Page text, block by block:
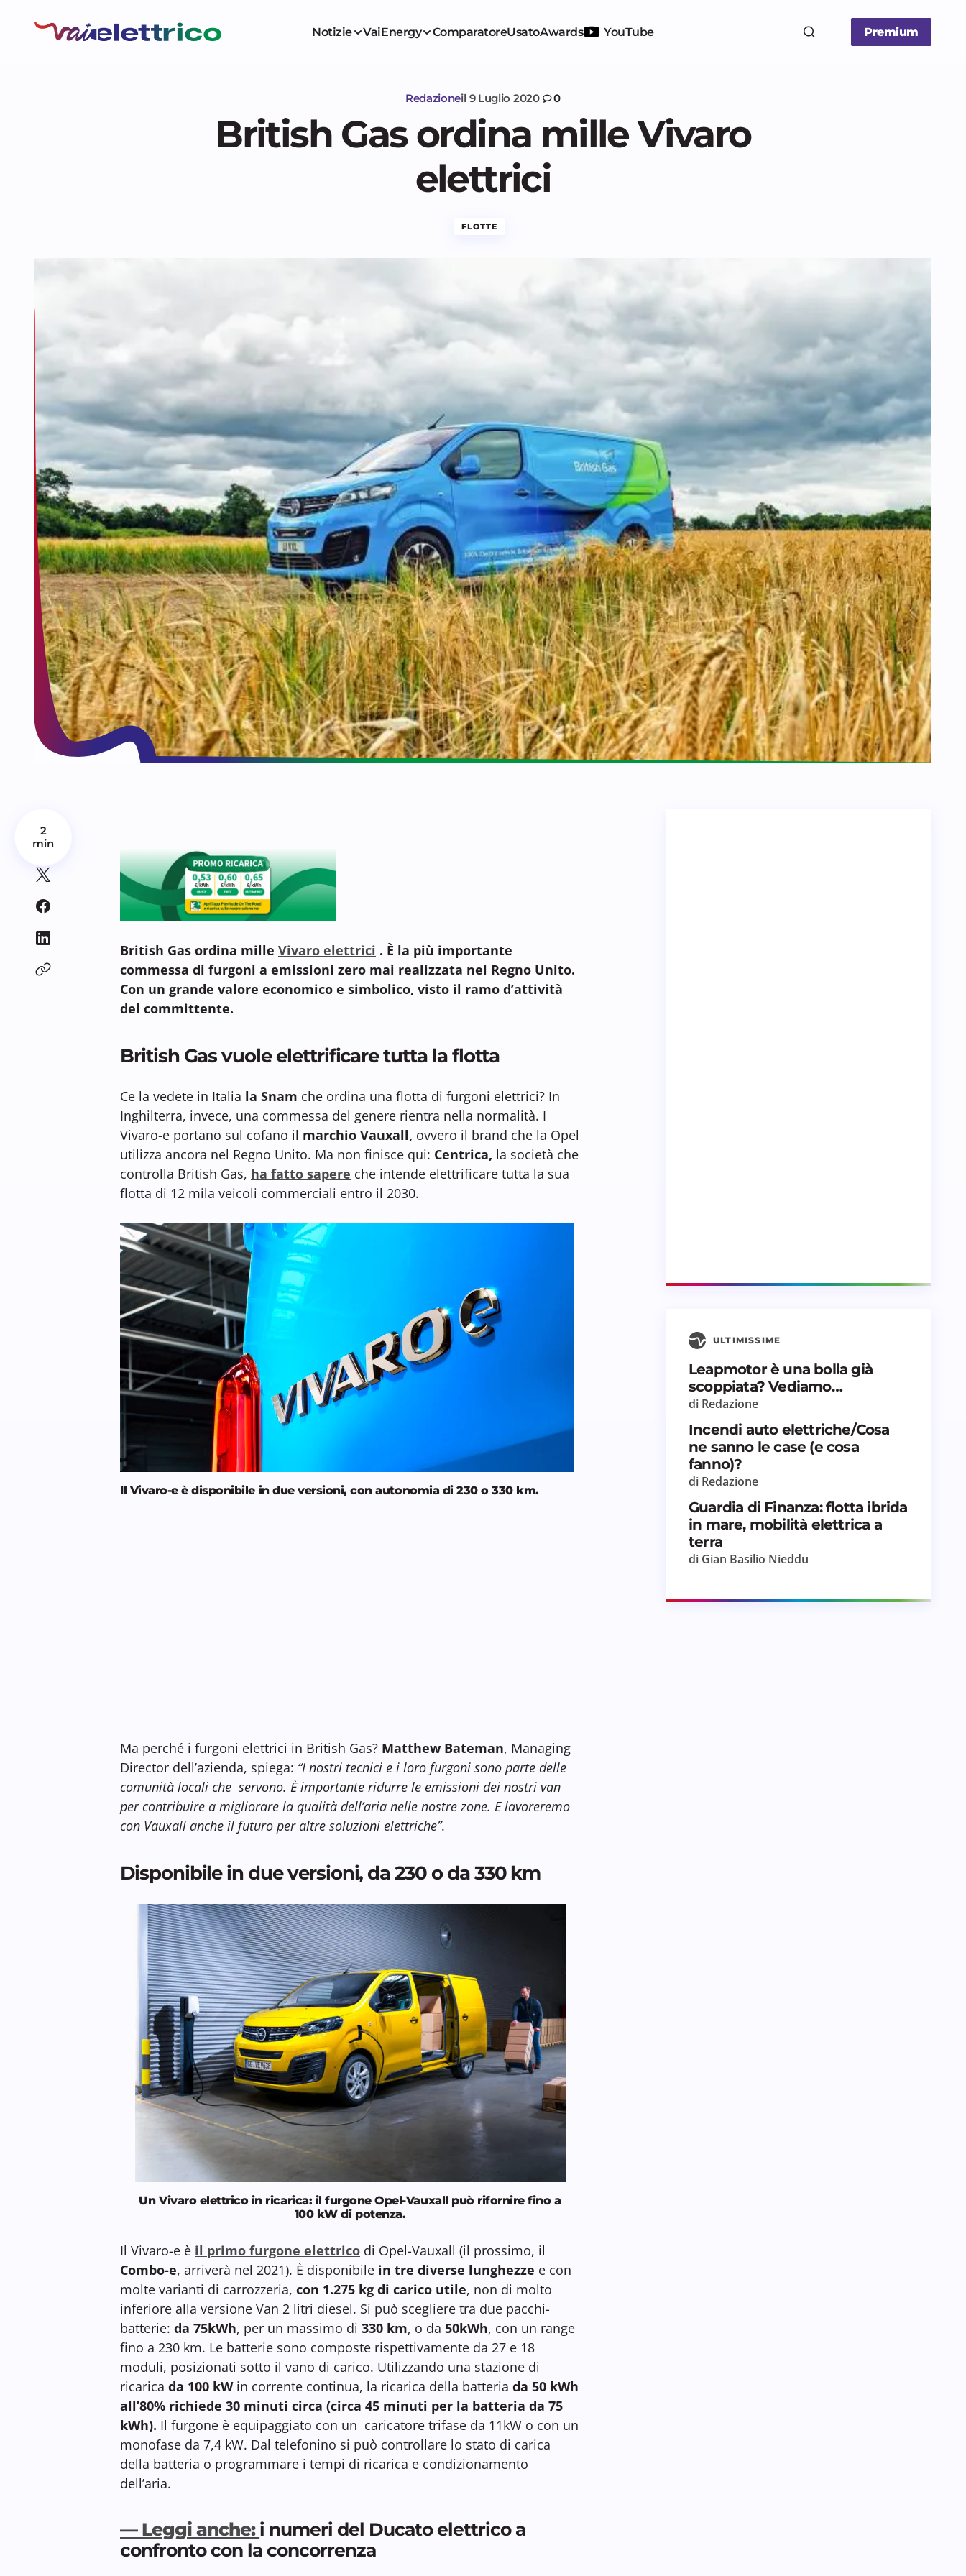
Notizie VaiEnergy ComparatoreUsatoAwards YouTube Premium
Redazioneil 9 Luglio 2020 0
British Gas ordina mille Vivaro
elettrici
FLOTTE
2
min
British Gas ordina mille Vivaro elettrici . È la più importante
commessa di furgoni a emissioni zero mai realizzata nel Regno Unito.
Con un grande valore economico e simbolico, visto il ramo d’attività
del committente.
British Gas vuole elettrificare tutta la flotta
Ce la vedete in Italia la Snam che ordina una flotta di furgoni elettrici? In
Inghilterra, invece, una commessa del genere rientra nella normalità. I
Vivaro-e portano sul cofano il marchio Vauxall, ovvero il brand che la Opel
utilizza ancora nel Regno Unito. Ma non finisce qui: Centrica, la società che
controlla British Gas, ha fatto sapere che intende elettrificare tutta la sua
flotta di 12 mila veicoli commerciali entro il 2030.
Il Vivaro-e è disponibile in due versioni, con autonomia di 230 o 330 km.
Ma perché i furgoni elettrici in British Gas? Matthew Bateman, Managing
Director dell’azienda, spiega: “I nostri tecnici e i loro furgoni sono parte delle
comunità locali che servono. È importante ridurre le emissioni dei nostri van
per contribuire a migliorare la qualità dell’aria nelle nostre zone. E lavoreremo
con Vauxall anche il futuro per altre soluzioni elettriche”.
Disponibile in due versioni, da 230 o da 330 km
Un Vivaro elettrico in ricarica: il furgone Opel-Vauxall può rifornire fino a
100 kW di potenza.
Il Vivaro-e è il primo furgone elettrico di Opel-Vauxall (il prossimo, il
Combo-e, arriverà nel 2021). È disponibile in tre diverse lunghezze e con
molte varianti di carrozzeria, con 1.275 kg di carico utile, non di molto
inferiore alla versione Van 2 litri diesel. Si può scegliere tra due pacchi-
batterie: da 75kWh, per un massimo di 330 km, o da 50kWh, con un range
fino a 230 km. Le batterie sono composte rispettivamente da 27 e 18
moduli, posizionati sotto il vano di carico. Utilizzando una stazione di
ricarica da 100 kWin corrente continua, la ricarica della batteria da 50 kWh
all’80% richiede 30 minuti circa (circa 45 minuti per la batteria da 75
kWh). Il furgone è equipaggiato con un caricatore trifase da 11kW o con un
monofase da 7,4 kW. Dal telefonino si può controllare lo stato di carica
della batteria o programmare i tempi di ricarica e condizionamento
dell’aria.
— Leggi anche: i numeri del Ducato elettrico a
confronto con la concorrenza
ULTIMISSIME
Leapmotor è una bolla già
scoppiata? Vediamo…
di Redazione
Incendi auto elettriche/Cosa
ne sanno le case (e cosa
fanno)?
di Redazione
Guardia di Finanza: flotta ibrida
in mare, mobilità elettrica a
terra
di Gian Basilio Nieddu